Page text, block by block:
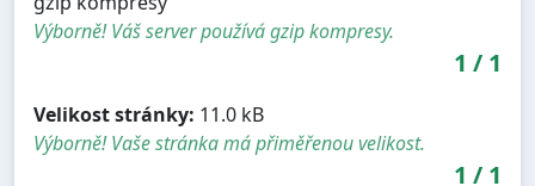
Výborně! Váš server používá gzip kompresy.
1 / 1
Velikost stránky: 11.0 kB
Výborně! Vaše stránka má přiměřenou velikost.
1 / 1